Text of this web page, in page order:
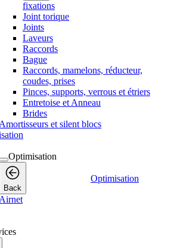
fixations
Joint torique
Joints
Laveurs
Raccords
Bague
Raccords, mamelons, réducteur,
coudes, prises
Pinces, supports, verrous et étriers
Entretoise et Anneau
Brides
Amortisseurs et silent blocs
Optimisation
Back
Optimisation
Airnet